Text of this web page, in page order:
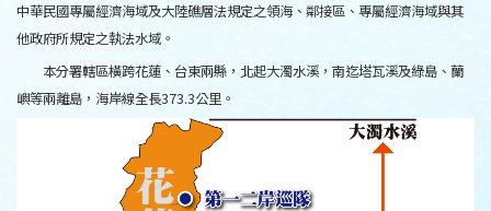
中華民國專屬經濟海域及大陸礁層法規定之領海、鄰接區、專屬經濟海域與其
他政府所規定之執法水域。
本分署轄區橫跨花蓮、台東兩縣，北起大濁水溪，南迄塔瓦溪及綠島、蘭
嶼等兩離島，海岸線全長373.3公里。